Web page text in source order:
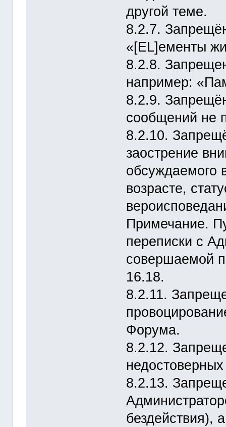
другой теме.
8.2.7.
«[EL]ементы
8.2.8.
например:
8.2.9.
сообщений не
8.2.10.
заострение
обсуждаемого
возрасте,
Примечание.
переписки с
совершаемой
16.18.
8.2.11.
Форума.
8.2.12.
8.2.13.
бездействия),